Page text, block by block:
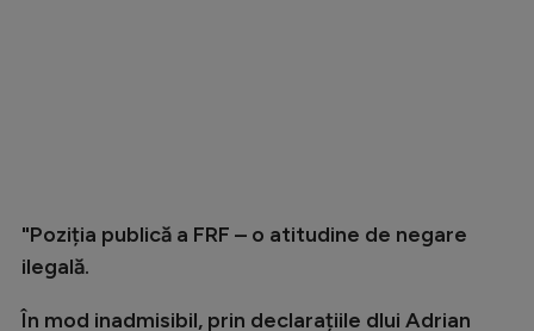
"Poziția publică a FRF – o atitudine de negare
ilegală.
În mod inadmisibil, prin declarațiile dlui Adrian